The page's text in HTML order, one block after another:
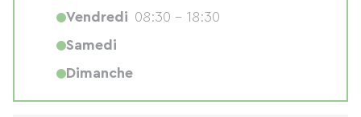
Vendredi 08:30 - 18:30
Samedi
Dimanche